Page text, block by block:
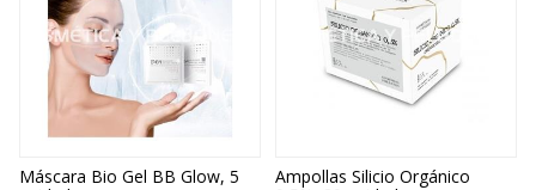
Máscara Bio Gel BB Glow, 5
Ampollas Silicio Orgánico